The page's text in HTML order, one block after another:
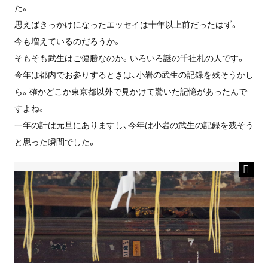
た。
思えばきっかけになったエッセイは十年以上前だったはず。
今も増えているのだろうか。
そもそも武生はご健勝なのか。いろいろ謎の千社札の人です。
今年は都内でお参りするときは、小岩の武生の記録を残そうかし
ら。確かどこか東京都以外で見かけて驚いた記憶があったんで
すよね。
一年の計は元旦にありますし、今年は小岩の武生の記録を残そう
と思った瞬間でした。